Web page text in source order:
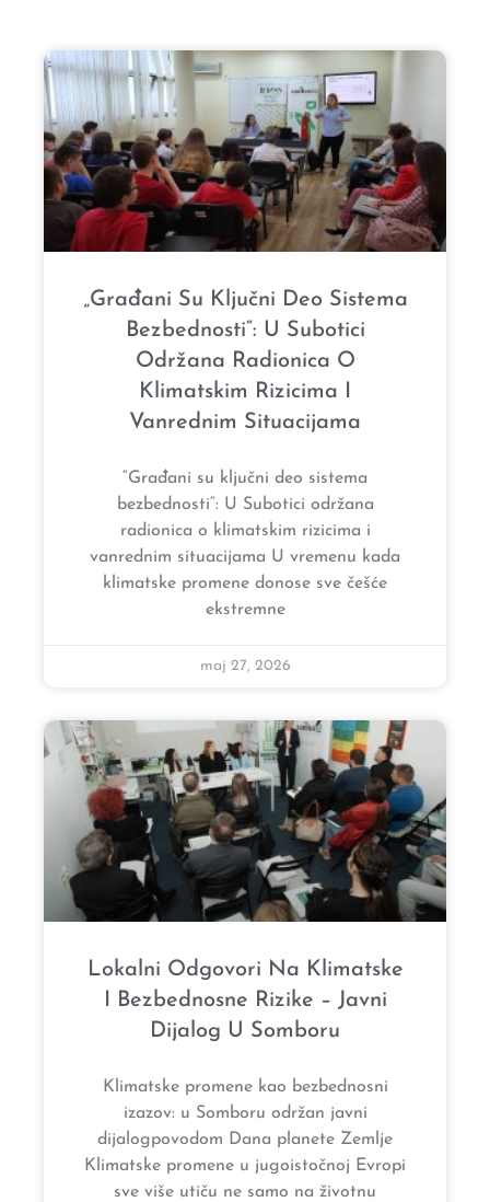
„Građani Su Ključni Deo Sistema
Bezbednosti“: U Subotici
Održana Radionica O
Klimatskim Rizicima I
Vanrednim Situacijama
“Građani su ključni deo sistema
bezbednosti“: U Subotici održana
radionica o klimatskim rizicima i
vanrednim situacijama U vremenu kada
klimatske promene donose sve češće
ekstremne
maj 27, 2026
Lokalni Odgovori Na Klimatske
I Bezbednosne Rizike – Javni
Dijalog U Somboru
Klimatske promene kao bezbednosni
izazov: u Somboru održan javni
dijalogpovodom Dana planete Zemlje
Klimatske promene u jugoistočnoj Evropi
sve više utiču ne samo na životnu